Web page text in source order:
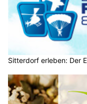
Sitterdorf erleben: Der